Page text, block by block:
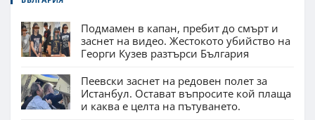
Подмамен в капан, пребит до смърт и
заснет на видео. Жестокото убийство на
Георги Кузев разтърси България
Пеевски заснет на редовен полет за
Истанбул. Остават въпросите кой плаща
и каква е целта на пътуването.